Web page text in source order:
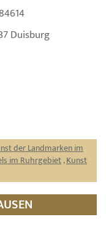
Duisburg
der Landmarken im
im Ruhrgebiet,Kunst